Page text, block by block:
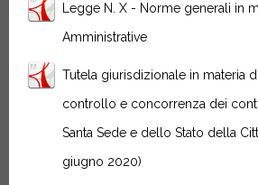
Legge N. X - Norme generali in
Amministrative
Tutela giurisdizionale in materia
controllo e concorrenza dei
Santa Sede e dello Stato della
giugno 2020)